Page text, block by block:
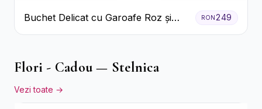
Buchet Delicat cu Garoafe Roz și
Crizanteme Albe
RON249
Flori - Cadou — Stelnica
Vezi toate →